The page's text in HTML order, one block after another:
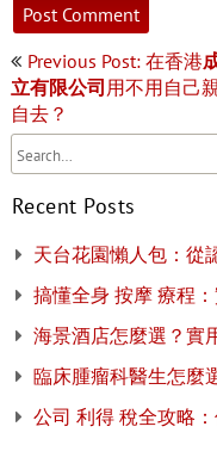
Post
navigation
Previous Post: 在香港
立有限公司 用不用自己
自去？
Recent Posts
天台花園懶人包：從
搞懂全身 按摩 療程
海景酒店怎麼選？實
臨床腫瘤科醫生怎麼
公司 利得 稅全攻略